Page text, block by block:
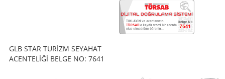
GLB STAR TURİZM SEYAHAT
ACENTELİĞİ BELGE NO: 7641